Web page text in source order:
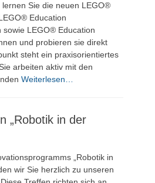
Sie die neuen LEGO®
Education
sowie LEGO® Education
und probieren sie direkt
steht ein praxisorientiertes
arbeiten aktiv mit den
Weiterlesen…
„Robotik in der
„Robotik in
wir Sie herzlich zu unseren